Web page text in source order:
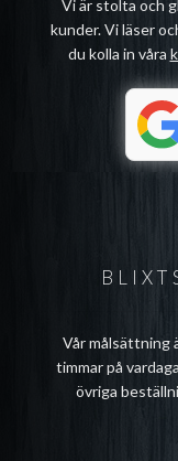
Vår målsättning
timmar på
övriga
Vi är stolta och
kunder. Vi läser
du kolla in våra